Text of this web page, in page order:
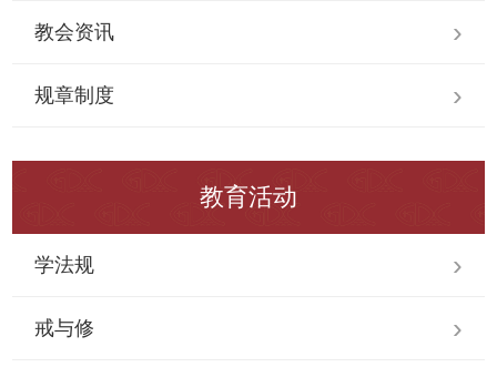
教会资讯
规章制度
教育活动
学法规
戒与修